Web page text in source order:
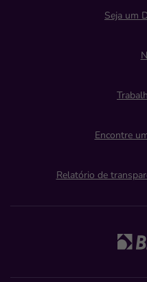
Seja um
Encontre
Relatório de